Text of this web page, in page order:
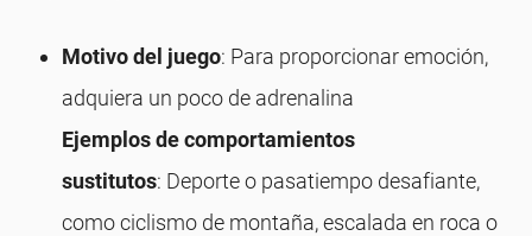
Motivo del juego: Para proporcionar emoción,
adquiera un poco de adrenalina
Ejemplos de comportamientos
sustitutos: Deporte o pasatiempo desafiante,
como ciclismo de montaña, escalada en roca o